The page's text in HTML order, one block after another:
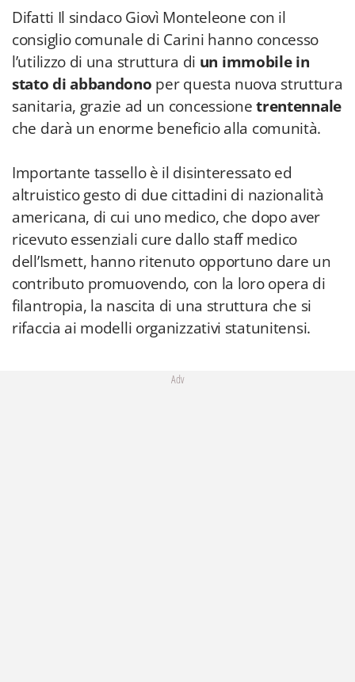
Difatti Il sindaco Giovì Monteleone con il
consiglio comunale di Carini hanno concesso
l’utilizzo di una struttura di un immobile in
stato di abbandono per questa nuova struttura
sanitaria, grazie ad un concessionetrentennale
che darà un enorme beneficio alla comunità.
Importante tassello è il disinteressato ed
altruistico gesto di due cittadini di nazionalità
americana, di cui uno medico, che dopo aver
ricevuto essenziali cure dallo staff medico
dell’Ismett, hanno ritenuto opportuno dare un
contributo promuovendo, con la loro opera di
filantropia, la nascita di una struttura che si
rifaccia ai modelli organizzativi statunitensi.
Adv